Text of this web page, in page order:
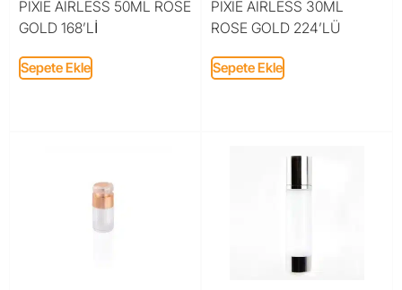
PIXIE AIRLESS 50ML ROSE
GOLD 168’Lİ
Sepete Ekle
PIXIE AIRLESS 30ML
ROSE GOLD 224’LÜ
Sepete Ekle